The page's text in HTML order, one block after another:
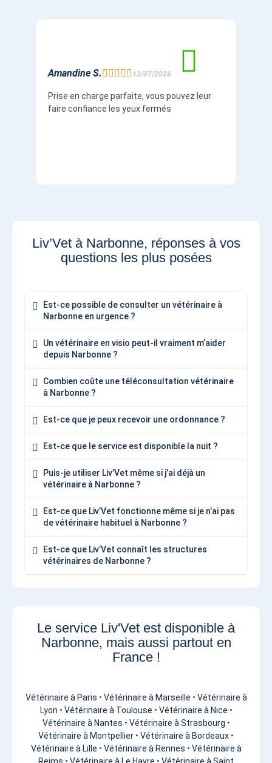
Amandine S.      13/07/2026
Prise en charge parfaite, vous pouvez leur
faire confiance les yeux fermés
Liv’Vet à Narbonne, réponses à vos
questions les plus posées
Est-ce possible de consulter un vétérinaire à
Narbonne en urgence ?
Un vétérinaire en visio peut-il vraiment m’aider
depuis Narbonne ?
Combien coûte une téléconsultation vétérinaire
à Narbonne ?
Est-ce que je peux recevoir une ordonnance ?
Est-ce que le service est disponible la nuit ?
Puis-je utiliser Liv’Vet même si j’ai déjà un
vétérinaire à Narbonne ?
Est-ce que Liv’Vet fonctionne même si je n’ai pas
de vétérinaire habituel à Narbonne ?
Est-ce que Liv’Vet connaît les structures
vétérinaires de Narbonne ?
Le service Liv'Vet est disponible à
Narbonne, mais aussi partout en
France !
Vétérinaire à Paris • Vétérinaire à Marseille • Vétérinaire à
Lyon • Vétérinaire à Toulouse • Vétérinaire à Nice •
Vétérinaire à Nantes • Vétérinaire à Strasbourg •
Vétérinaire à Montpellier • Vétérinaire à Bordeaux •
Vétérinaire à Lille • Vétérinaire à Rennes • Vétérinaire à